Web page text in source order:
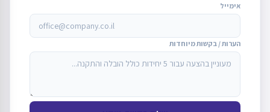
אימייל
הערות / בקשות מיוחדות